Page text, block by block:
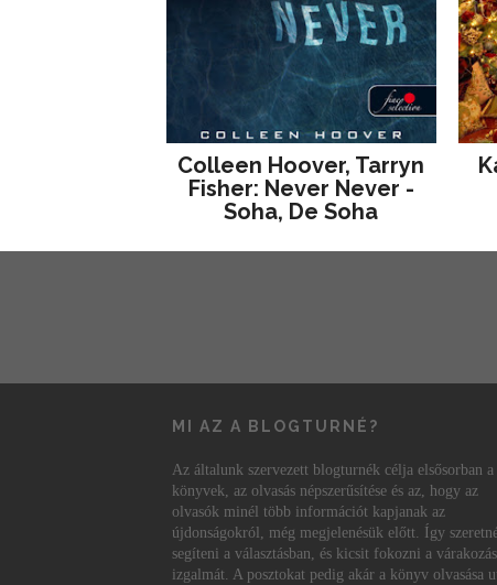
Colleen Hoover, Tarryn
Fisher: Never Never -
Soha, De Soha
MI AZ A BLOGTURNÉ?
Az általunk szervezett blogturnék célja elsősorban a
könyvek, az olvasás népszerűsítése és az, hogy az
olvasók minél több információt kapjanak az
újdonságokról, még megjelenésük előtt. Így
segíteni a választásban, és kicsit fokozni a várakozás
izgalmát. A posztokat pedig akár a könyv olvasása